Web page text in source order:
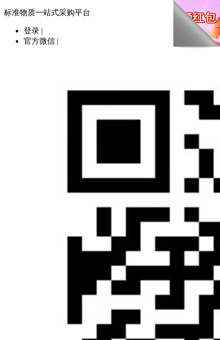
标准物质一站式采购平台
登录 |
官方微信 |